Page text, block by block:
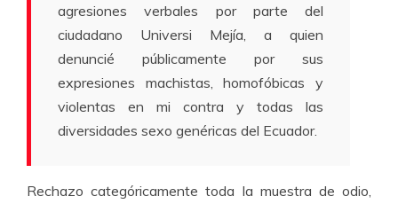
agresiones verbales por parte del
ciudadano Universi Mejía, a quien
denuncié públicamente por sus
expresiones machistas, homofóbicas y
violentas en mi contra y todas las
diversidades sexo genéricas del Ecuador.
Rechazo categóricamente toda la muestra de odio,